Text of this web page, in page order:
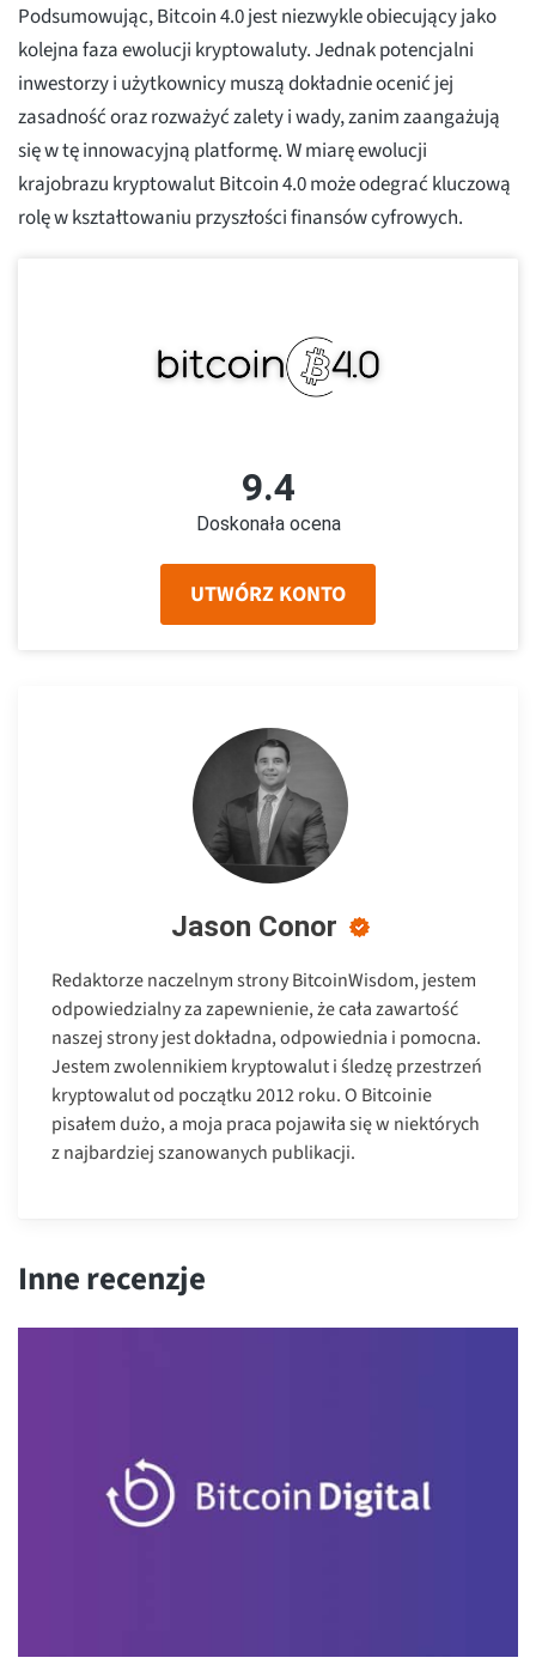
Podsumowując, Bitcoin 4.0 jest niezwykle obiecujący jako
kolejna faza ewolucji kryptowaluty. Jednak potencjalni
inwestorzy i użytkownicy muszą dokładnie ocenić jej
zasadność oraz rozważyć zalety i wady, zanim zaangażują
się w tę innowacyjną platformę. W miarę ewolucji
krajobrazu kryptowalut Bitcoin 4.0 może odegrać kluczową
rolę w kształtowaniu przyszłości finansów cyfrowych.
9.4
Doskonała ocena
UTWÓRZ KONTO
Jason Conor
Redaktorze naczelnym strony BitcoinWisdom, jestem
odpowiedzialny za zapewnienie, że cała zawartość
naszej strony jest dokładna, odpowiednia i pomocna.
Jestem zwolennikiem kryptowalut i śledzę przestrzeń
kryptowalut od początku 2012 roku. O Bitcoinie
pisałem dużo, a moja praca pojawiła się w niektórych
z najbardziej szanowanych publikacji.
Inne recenzje